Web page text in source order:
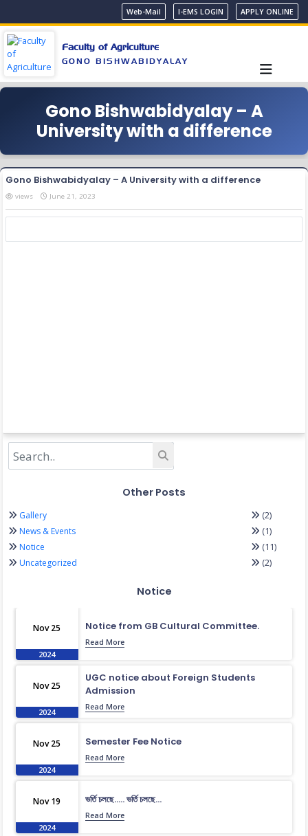
Web-Mail I-EMS LOGIN APPLY ONLINE
Faculty of Agriculture
GONO BISHWABIDYALAY
Gono Bishwabidyalay – A
University with a difference
Gono Bishwabidyalay – A University with a difference
views June 21, 2023
Other Posts
Gallery (2)
News & Events (1)
Notice (11)
Uncategorized (2)
Notice
Nov 25
2024
Notice from GB Cultural Committee.
Read More
Nov 25
2024
UGC notice about Foreign Students
Admission
Read More
Nov 25
2024
Semester Fee Notice
Read More
Nov 19
2024
ভর্তি চলছে….. ভর্তি চলছে…
Read More